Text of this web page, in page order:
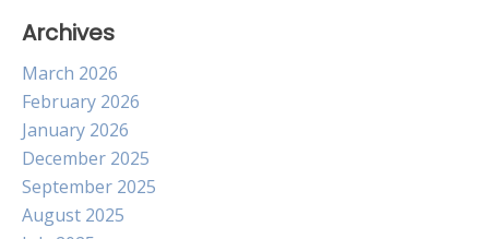
Archives
March 2026
February 2026
January 2026
December 2025
September 2025
August 2025